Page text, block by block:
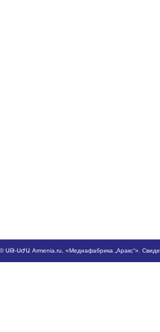
©ՍԹ-ՍԺԱ Armenia.ru , «Медиафабрика „Аракс“».